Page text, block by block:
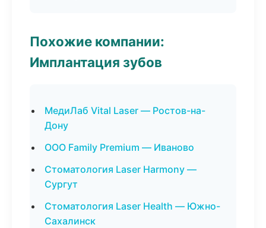
Похожие компании:
Имплантация зубов
МедиЛаб Vital Laser — Ростов-на-
Дону
ООО Family Premium — Иваново
Стоматология Laser Harmony —
Сургут
Стоматология Laser Health — Южно-
Сахалинск